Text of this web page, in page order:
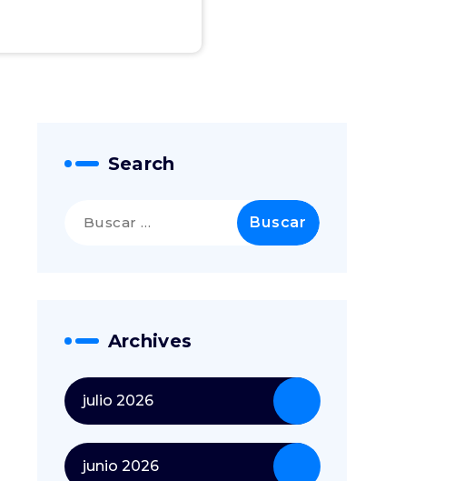
Search
Archives
julio 2026
junio 2026